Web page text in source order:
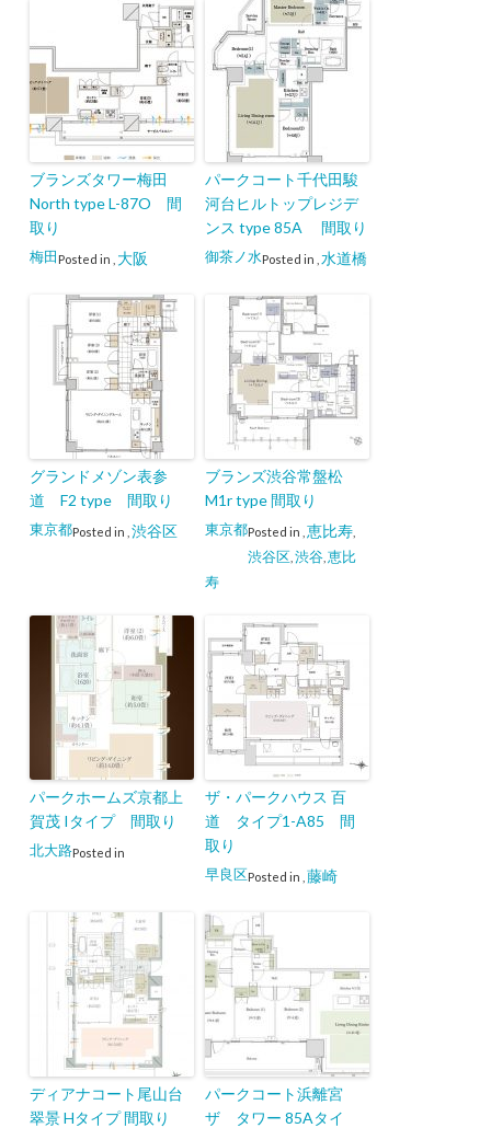
ブランズタワー梅田
North type L-87O 間
取り
Posted in
梅田 大阪
パークコート千代田駿
河台ヒルトップレジデ
ンス type 85A 間取り
Posted in
御茶ノ水 水道橋
グランドメゾン表参
道 F2 type 間取り
Posted in
東京都 渋谷区
ブランズ渋谷常盤松
M1r type 間取り
Posted in
東京都 恵比寿,
渋谷区, 渋谷, 恵比
寿
パークホームズ京都上
賀茂 Iタイプ 間取り
Posted in
北大路
ザ・パークハウス 百
道 タイプ1-A85 間
取り
Posted in
早良区 藤崎
ディアナコート尾山台
翠景 Hタイプ 間取り
パークコート浜離宮
ザ タワー 85Aタイ